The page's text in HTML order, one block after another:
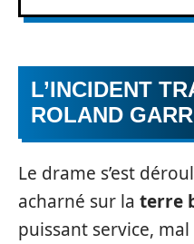
L’INCIDENT
ROLAND
Le drame s’est
acharné sur la terre
puissant service,